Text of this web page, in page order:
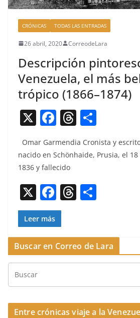
CRÓNICAS TODAS LAS ENTRADAS
26 abril, 2020 CorreodeLara
Descripción
Venezuela, el más
trópico (1866–1874)
X F
a
c
e
b
o
o
k
T
h
re
d
s
m
Omar Gar­men­dia Cro­nista y
naci­do en Schön­haide, Pru­sia, el
1836 y fallecido
X F
a
c
e
b
o
k
T
h
a
d
p
ar
Leer más
Buscar en Correo de Lara
Entre crónicas viaje a la